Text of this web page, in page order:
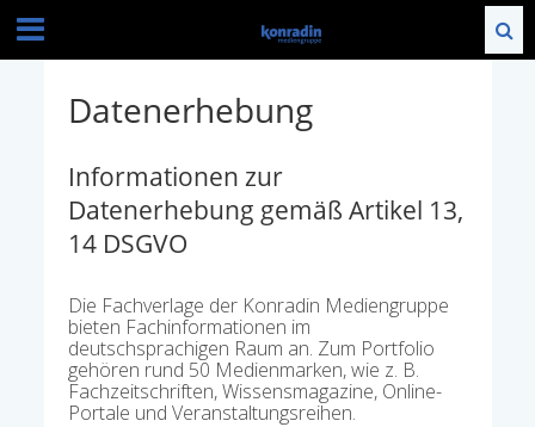
Datenerhebung
Informationen zur
Datenerhebung gemäß Artikel 13,
14 DSGVO
Die Fachverlage der Konradin Mediengruppe
bieten Fachinformationen im
deutschsprachigen Raum an. Zum Portfolio
gehören rund 50 Medienmarken, wie z. B.
Fachzeitschriften, Wissensmagazine, Online-
Portale und Veranstaltungsreihen.